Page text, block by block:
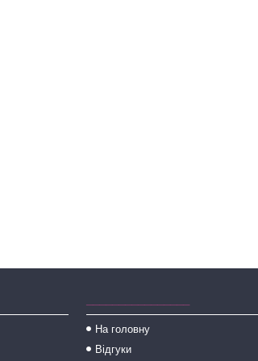
На головну
Відгуки